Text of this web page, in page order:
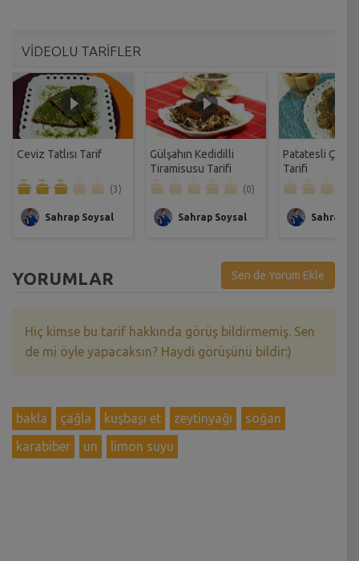
VİDEOLU TARİFLER
Ceviz Tatlısı Tarif
(3)
Sahrap Soysal
Gülşahın Kedidilli
Tiramisusu Tarifi
(0)
Sahrap Soysal
Patatesli Çıtır
Tarifi
Sahrap
YORUMLAR Sen de Yorum Ekle
Hiç kimse bu tarif hakkında görüş bildirmemiş. Sen
de mi öyle yapacaksın? Haydi görüşünü bildir:)
bakla çağla kuşbaşı et zeytinyağı
soğan
karabiber
un limon suyu